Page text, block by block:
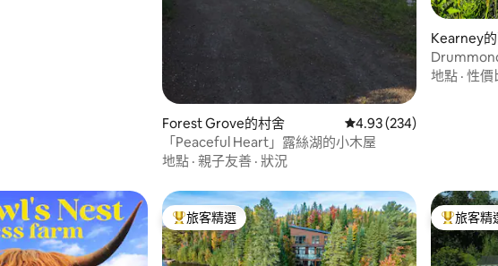
Forest Grove的村舍 從 234 則評價中獲得 4.93
4.93 (234)
「Peaceful Heart」露絲湖的小木屋
地點 · 親子友善 · 狀況
Kearney
地點 · 性價
旅客精選榜首
旅客精選 旅客精選
旅客精